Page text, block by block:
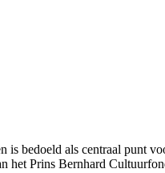
is bedoeld als centraal punt
het Prins Bernhard